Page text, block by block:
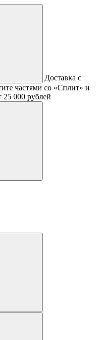
Доставка с
частями со «Сплит» и
25 000 рублей